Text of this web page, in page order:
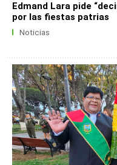
Edmand Lara pide
por las fiestas patrias
Noticias